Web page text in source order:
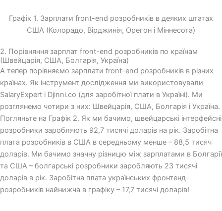
Графік 1. Зарплати front-end розробників в деяких штатах
США (Колорадо, Вірджинія, Орегон і Міннесота)
2. Порівняння зарплат front-end розробників по країнам
(Швейцарія, США, Болгарія, Україна)
А тепер порівняємо зарплати front-end розробників в різних
країнах. Як інструмент дослідження ми використовували
SalaryExpert і Djinni.co (для заробітної плати в Україні). Ми
розглянемо чотири з них: Швейцарія, США, Болгарія і Україна.
Погляньте на Графік 2. Як ми бачимо, швейцарські інтерфейсні
розробники заробляють 92,7 тисячі доларів на рік. Заробітна
плата розробників в США в середньому менше – 88,5 тисяч
доларів. Ми бачимо значну різницю між зарплатами в Болгарії
та США – болгарські розробники заробляють 23 тисячі
доларів в рік. Заробітна плата українських фронтенд-
розробників найнижча в графіку – 17,7 тисячі доларів!